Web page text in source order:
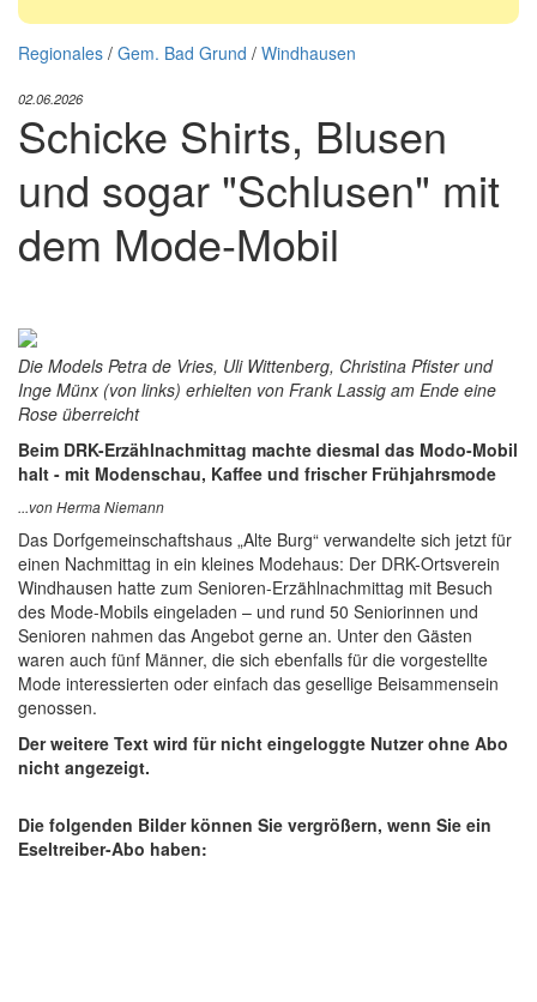
Regionales / Gem. Bad Grund / Windhausen
02.06.2026
Schicke Shirts, Blusen
und sogar "Schlusen" mit
dem Mode-Mobil
Die Models Petra de Vries, Uli Wittenberg, Christina Pfister und
Inge Münx (von links) erhielten von Frank Lassig am Ende eine
Rose überreicht
Beim DRK-Erzählnachmittag machte diesmal das Modo-Mobil
halt - mit Modenschau, Kaffee und frischer Frühjahrsmode
...von Herma Niemann
Das Dorfgemeinschaftshaus „Alte Burg“ verwandelte sich jetzt für
einen Nachmittag in ein kleines Modehaus: Der DRK-Ortsverein
Windhausen hatte zum Senioren-Erzählnachmittag mit Besuch
des Mode-Mobils eingeladen – und rund 50 Seniorinnen und
Senioren nahmen das Angebot gerne an. Unter den Gästen
waren auch fünf Männer, die sich ebenfalls für die vorgestellte
Mode interessierten oder einfach das gesellige Beisammensein
genossen.
Der weitere Text wird für nicht eingeloggte Nutzer ohne Abo
nicht angezeigt.
Die folgenden Bilder können Sie vergrößern, wenn Sie ein
Eseltreiber-Abo haben: